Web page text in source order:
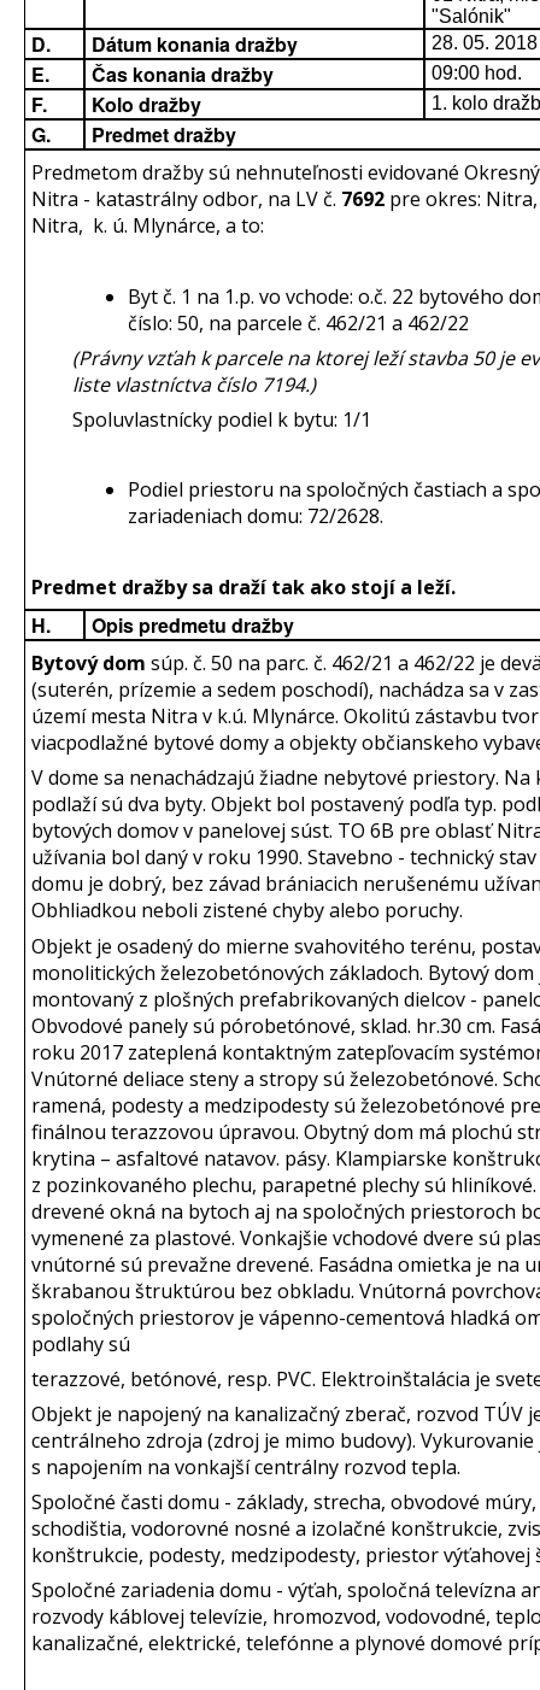
ʺSalónikʺ
D. Dátum konania dražby 28. 05. 2018
E. Čas konania dražby 09:00 hod.
F. Kolo dražby 1. kolo
G. Predmet dražby
Predmetom dražby sú nehnuteľnosti evidované
Nitra - katastrálny odbor, na LV č. 7692 pre okres: Nitra,
Nitra, k. ú. Mlynárce, a to:
Byt č. 1 na 1.p. vo vchode: o.č. 22 bytového
číslo: 50, na parcele č. 462/21 a 462/22
(Právny vzťah k parcele na ktorej leží stavba 50 je
liste vlastníctva číslo 7194.)
Spoluvlastnícky podiel k bytu: 1/1
Podiel priestoru na spoločných častiach a
zariadeniach domu: 72/2628.
Predmet dražby sa draží tak ako stojí a leží.
H. Opis predmetu dražby
Bytový dom súp. č. 50 na parc. č. 462/21 a 462/22 je
(suterén, prízemie a sedem poschodí), nachádza sa v
území mesta Nitra v k.ú. Mlynárce. Okolitú zástavbu
viacpodlažné bytové domy a objekty občianskeho
V dome sa nenachádzajú žiadne nebytové priestory. Na
podlaží sú dva byty. Objekt bol postavený podľa typ.
bytových domov v panelovej súst. TO 6B pre oblasť
užívania bol daný v roku 1990. Stavebno - technický
domu je dobrý, bez závad brániacich nerušenému
Obhliadkou neboli zistené chyby alebo poruchy.
Objekt je osadený do mierne svahovitého terénu,
monolitických železobetónových základoch. Bytový dom
montovaný z plošných prefabrikovaných dielcov -
Obvodové panely sú pórobetónové, sklad. hr.30 cm.
roku 2017 zateplená kontaktným zatepľovacím
Vnútorné deliace steny a stropy sú železobetónové.
ramená, podesty a medzipodesty sú železobetónové
finálnou terazzovou úpravou. Obytný dom má plochú
krytina – asfaltové natavov. pásy. Klampiarske
z pozinkovaného plechu, parapetné plechy sú
drevené okná na bytoch aj na spoločných priestoroch
vymenené za plastové. Vonkajšie vchodové dvere sú
vnútorné sú prevažne drevené. Fasádna omietka je na
škrabanou štruktúrou bez obkladu. Vnútorná
spoločných priestorov je vápenno-cementová hladká
podlahy sú
terazzové, betónové, resp. PVC. Elektroinštalácia je
Objekt je napojený na kanalizačný zberač, rozvod TÚV
centrálneho zdroja (zdroj je mimo budovy).
s napojením na vonkajší centrálny rozvod tepla.
Spoločné časti domu - základy, strecha, obvodové
schodištia, vodorovné nosné a izolačné konštrukcie,
konštrukcie, podesty, medzipodesty, priestor výťahovej
Spoločné zariadenia domu - výťah, spoločná televízna
rozvody káblovej televízie, hromozvod, vodovodné,
kanalizačné, elektrické, telefónne a plynové domové